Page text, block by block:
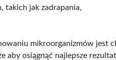
takich jak zadrapania,
mikroorganizmów jest
aby osiągnąć najlepsze